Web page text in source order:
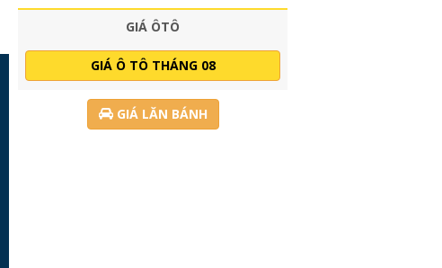
GIÁ ÔTÔ
GIÁ Ô TÔ THÁNG 08
GIÁ LĂN BÁNH